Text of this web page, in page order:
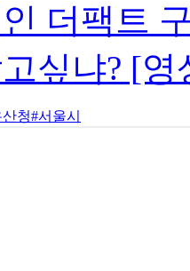
더팩트
싶냐? [
청#서울시